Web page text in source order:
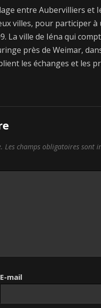
entre Aubervilliers et
villes, pour participer
La ville de Iéna qui
près de Weimar,
les échanges et les
Les champs obligatoires sont
E-mail